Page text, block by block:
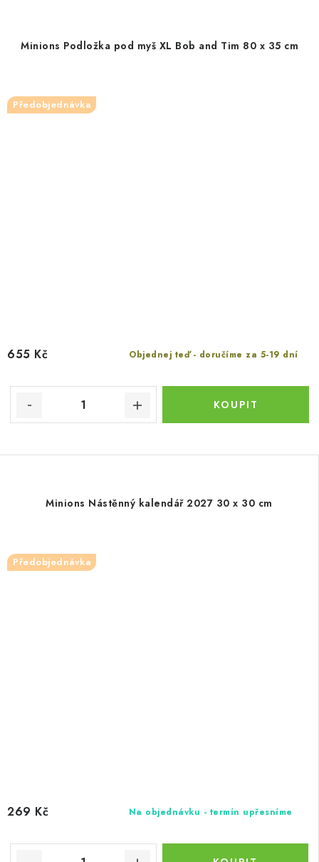
Minions Podložka pod myš XL Bob and Tim 80 x 35 cm
Předobjednávka
Objednej teď - doručíme za 5-19 dní
655 Kč
Minions Nástěnný kalendář 2027 30 x 30 cm
Předobjednávka
Na objednávku - termín upřesníme
269 Kč